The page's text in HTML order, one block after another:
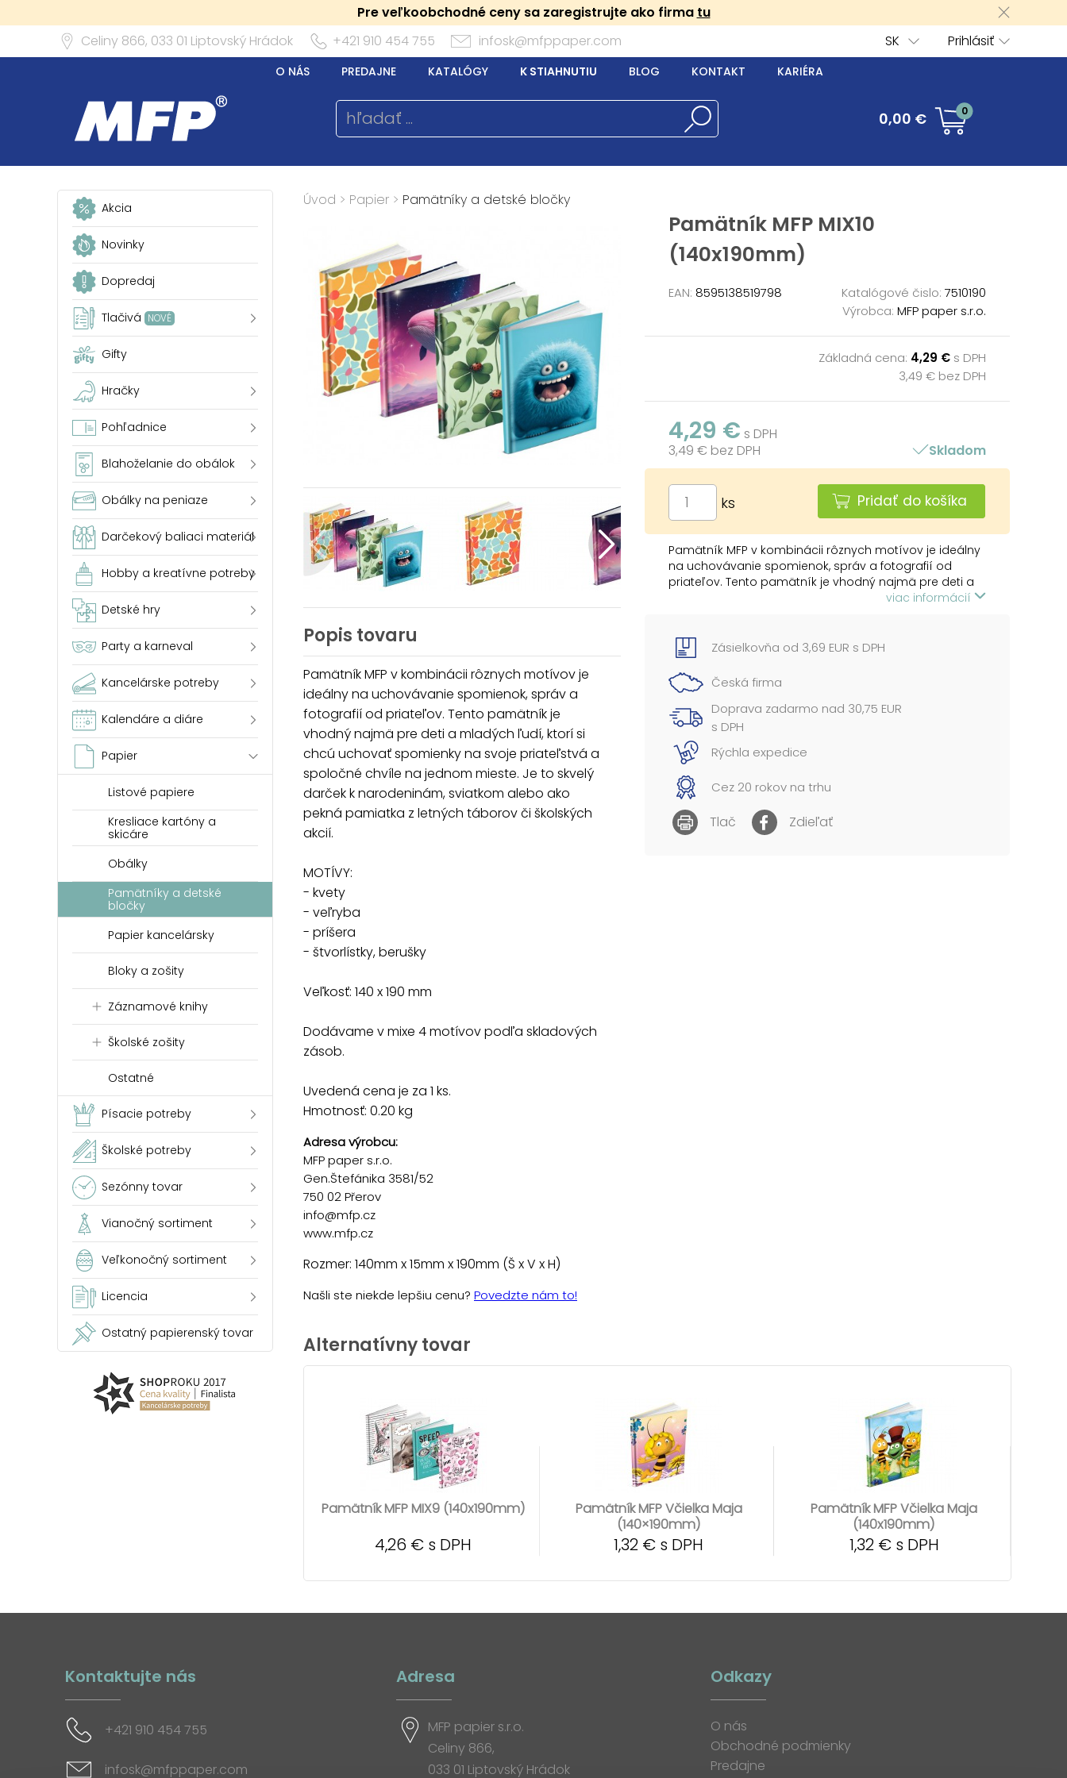
Pre veľkoobchodné ceny sa zaregistrujte ako firma tu
Celiny 866, 033 01 Liptovský Hrádok +421 910 454 755 infosk@mfppaper.com Prihlásiť
SK
O NÁS PREDAJNE KATALÓGY K STIAHNUTIU BLOG KONTAKT KARIÉRA
0,00 € 0
Akcia
Novinky
Dopredaj
Tlačivá NOVÉ
Gifty
Hračky
Pohľadnice
Blahoželanie do obálok
Obálky na peniaze
Darčekový baliaci materiál
Hobby a kreatívne potreby
Detské hry
Party a karneval
Kancelárske potreby
Kalendáre a diáre
Papier
Listové papiere
Kresliace kartóny a
skicáre
Obálky
Pamätníky a detské
bločky
Papier kancelársky
Bloky a zošity
Záznamové knihy
Školské zošity
Ostatné
Písacie potreby
Školské potreby
Sezónny tovar
Vianočný sortiment
Veľkonočný sortiment
Licencia
Ostatný papierenský tovar
Úvod > Papier > Pamätníky a detské bločky
Pamätník MFP MIX10
(140x190mm)
EAN: 8595138519798 Katalógové čislo: 7510190
Výrobca: MFP paper s.r.o.
Základná cena: 4,29 € s DPH
3,49 € bez DPH
4,29 € s DPH
3,49 € bez DPH
Skladom
ks Pridať do košíka
Pamätník MFP v kombinácii rôznych motívov je ideálny
na uchovávanie spomienok, správ a fotografií od
priateľov. Tento pamätník je vhodný najmä pre deti a
mladých ľudí, ktorí si chcú uchovať spomienky na
pekná pamiatka z letných táborov či školských akcií.
MOTÍVY:
- kvety
- veľryba
- príšera
- štvorlístky, berušky
Veľkosť: 140 x 190 mm
Dodávame v mixe 4 motívov podľa skladových zásob.
Uvedená cena je za 1 ks....
viac informácií
Popis tovaru
Pamätník MFP v kombinácii rôznych motívov je
ideálny na uchovávanie spomienok, správ a
fotografií od priateľov. Tento pamätník je
vhodný najmä pre deti a mladých ľudí, ktorí si
chcú uchovať spomienky na svoje priateľstvá a
spoločné chvíle na jednom mieste. Je to skvelý
darček k narodeninám, sviatkom alebo ako
pekná pamiatka z letných táborov či školských
akcií.
MOTÍVY:
- kvety
- veľryba
- príšera
- štvorlístky, berušky
Veľkosť: 140 x 190 mm
Dodávame v mixe 4 motívov podľa skladových
zásob.
Uvedená cena je za 1 ks.
Hmotnosť: 0.20 kg
Adresa výrobcu:
MFP paper s.r.o.
Gen.Štefánika 3581/52
750 02 Přerov
info@mfp.cz
www.mfp.cz
Rozmer: 140mm x 15mm x 190mm (Š x V x H)
Našli ste niekde lepšiu cenu? Povedzte nám to!
Zásielkovňa od 3,69 EUR s DPH
Česká firma
Doprava zadarmo nad 30,75 EUR
s DPH
Rýchla expedice
Cez 20 rokov na trhu
Tlač Zdieľať
Alternatívny tovar
Pamätník MFP MIX9 (140x190mm)
4,26 € s DPH
Pamätník MFP Včielka Maja
(140×190mm)
1,32 € s DPH
Pamätník MFP Včielka Maja
(140x190mm)
1,32 € s DPH
Kontaktujte nás
+421 910 454 755
infosk@mfppaper.com
Adresa
MFP papier s.r.o.
Celiny 866,
033 01 Liptovský Hrádok
Odkazy
O nás
Obchodné podmienky
Predajne